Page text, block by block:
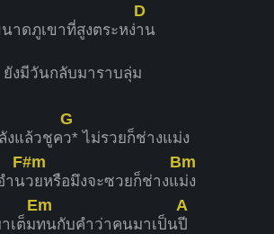
าดภูเขาที่สูงตระหง่
D
าน
ยังมีวันกลับมาราบลุ่ม
งแล้วชูค
G
ว* ไม่รวยก็ช่างแม่ง
ำน
F#m
วยหรือมึงจะซวยก็ช่างแ
Bm
ม่ง
เต็ม
Em
ทนกับคำว่าคนมาเป็น
A
ปี